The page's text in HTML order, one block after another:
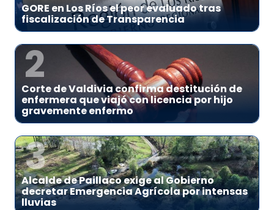
GORE en Los Ríos el peor evaluado tras
fiscalización de Transparencia
2
Corte de Valdivia confirma destitución de
enfermera que viajó con licencia por hijo
gravemente enfermo
3
Alcalde de Paillaco exige al Gobierno
decretar Emergencia Agrícola por intensas
lluvias